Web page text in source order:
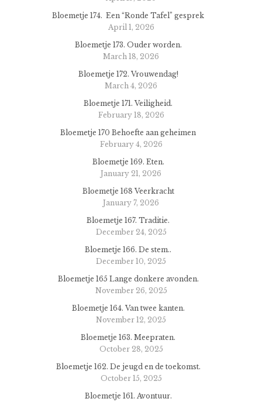
Bloemetje 174. Een “Ronde Tafel” gesprek
April 1, 2026
Bloemetje 173. Ouder worden.
March 18, 2026
Bloemetje 172. Vrouwendag!
March 4, 2026
Bloemetje 171. Veiligheid.
February 18, 2026
Bloemetje 170 Behoefte aan geheimen
February 4, 2026
Bloemetje 169. Eten.
January 21, 2026
Bloemetje 168 Veerkracht
January 7, 2026
Bloemetje 167. Traditie.
December 24, 2025
Bloemetje 166. De stem..
December 10, 2025
Bloemetje 165 Lange donkere avonden.
November 26, 2025
Bloemetje 164. Van twee kanten.
November 12, 2025
Bloemetje 163. Meepraten.
October 28, 2025
Bloemetje 162. De jeugd en de toekomst.
October 15, 2025
Bloemetje 161. Avontuur.